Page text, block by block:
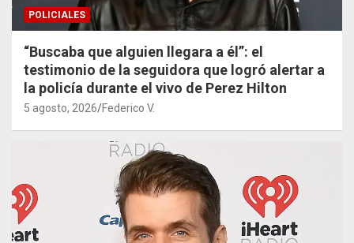
POLICIALES
“Buscaba que alguien llegara a él”: el
testimonio de la seguidora que logró alertar a
la policía durante el vivo de Perez Hilton
5 agosto, 2026 Federico V.